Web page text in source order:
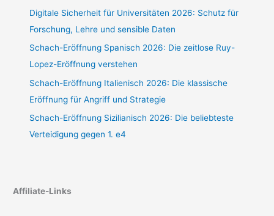
Digitale Sicherheit für Universitäten 2026: Schutz für
Forschung, Lehre und sensible Daten
Schach-Eröffnung Spanisch 2026: Die zeitlose Ruy-
Lopez-Eröffnung verstehen
Schach-Eröffnung Italienisch 2026: Die klassische
Eröffnung für Angriff und Strategie
Schach-Eröffnung Sizilianisch 2026: Die beliebteste
Verteidigung gegen 1. e4
Affiliate-Links